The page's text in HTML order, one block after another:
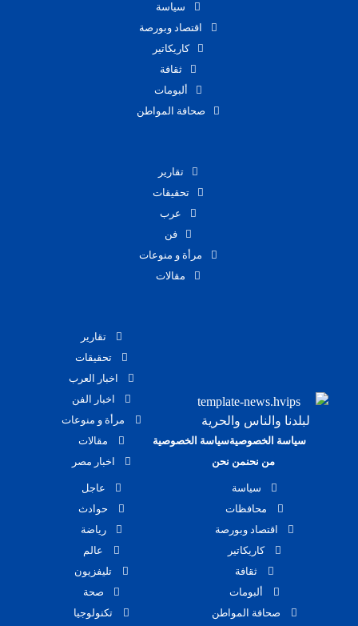
سياسة
اقتصاد وبورصة
كاريكاتير
ثقافة
ألبومات
صحافة المواطن
تقارير
تحقيقات
عرب
فن
مرأة و منوعات
مقالات
لبلدنا والناس والحرية
سياسة الخصوصيةسياسة الخصوصية
من نحنمن نحن
تقارير
تحقيقات
اخبار العرب
اخبار الفن
مرأة و منوعات
مقالات
اخبار مصر
سياسة
محافظات
اقتصاد وبورصة
كاريكاتير
ثقافة
ألبومات
صحافة المواطن
عاجل
حوادث
رياضة
عالم
تليفزيون
صحة
تكنولوجيا